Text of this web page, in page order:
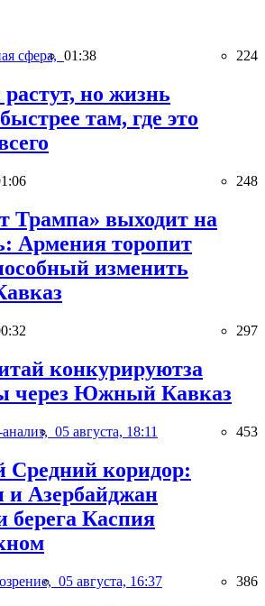
сфера, 01:38 224
но жизнь
там, где это
248
Трампа» выходит на
Армения торопит
изменить
297
конкурируютза
через Южный Кавказ
05 августа, 18:11 453
Средний коридор:
и Азербайджан
берега Каспия
05 августа, 16:37 386